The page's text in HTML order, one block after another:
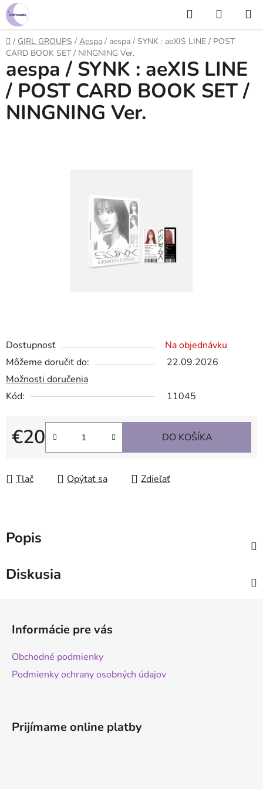
Prejsť
na
obsah
Hľadať
KOŠÍK
Domov
/ GIRL GROUPS / Aespa / aespa / SYNK : aeXIS LINE / POST
CARD BOOK SET / NINGNING Ver.
Dostupnosť
Na objednávku
Môžeme doručiť do:
22.09.2026
Možnosti doručenia
Kód:
11045
€20
Jednotková cena:
DO KOŠÍKA
Tlač Opýtať sa Zdieľať
aespa / SYNK : aeXIS LINE
/ POST CARD BOOK SET /
NINGNING Ver.
Popis
Diskusia
Informácie pre vás
Obchodné podmienky
Podmienky ochrany osobných údajov
Prijímame online platby